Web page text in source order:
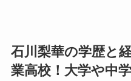
石川梨華の学歴と
業高校！大学や中